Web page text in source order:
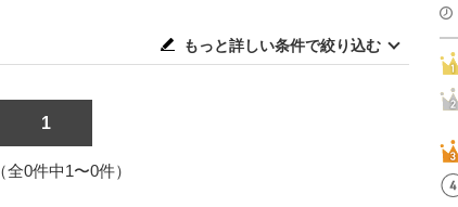
もっと詳しい条件で絞り込む
1
全0件中1〜0件）